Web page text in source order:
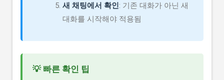
새 채팅에서 확인: 기존 대화가 아닌 새
대화를 시작해야 적용됨
💡 빠른 확인 팁